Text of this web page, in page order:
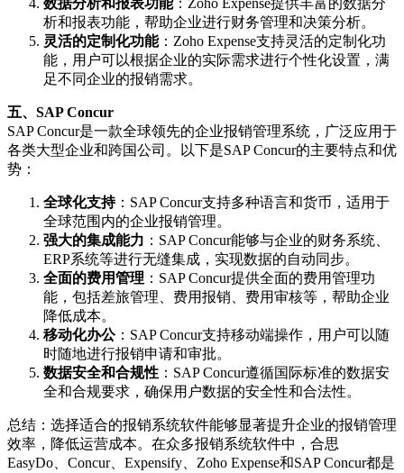
析和报表功能，帮助企业进行财务管理和决策分析。
灵活的定制化功能：Zoho Expense支持灵活的定制化功
能，用户可以根据企业的实际需求进行个性化设置，满
足不同企业的报销需求。
五、SAP Concur
SAP Concur是一款全球领先的企业报销管理系统，广泛应用于
各类大型企业和跨国公司。以下是SAP Concur的主要特点和优
势：
全球化支持：SAP Concur支持多种语言和货币，适用于
全球范围内的企业报销管理。
强大的集成能力 ：SAP Concur能够与企业的财务系统、
ERP系统等进行无缝集成，实现数据的自动同步。
全面的费用管理 ：SAP Concur提供全面的费用管理功
能，包括差旅管理、费用报销、费用审核等，帮助企业
降低成本。
移动化办公：SAP Concur支持移动端操作，用户可以随
时随地进行报销申请和审批。
数据安全和合规性 ：SAP Concur遵循国际标准的数据安
全和合规要求，确保用户数据的安全性和合法性。
总结：选择适合的报销系统软件能够显著提升企业的报销管理
效率，降低运营成本。在众多报销系统软件中，合思
EasyDo、Concur、Expensify、Zoho Expense和SAP Concur都是